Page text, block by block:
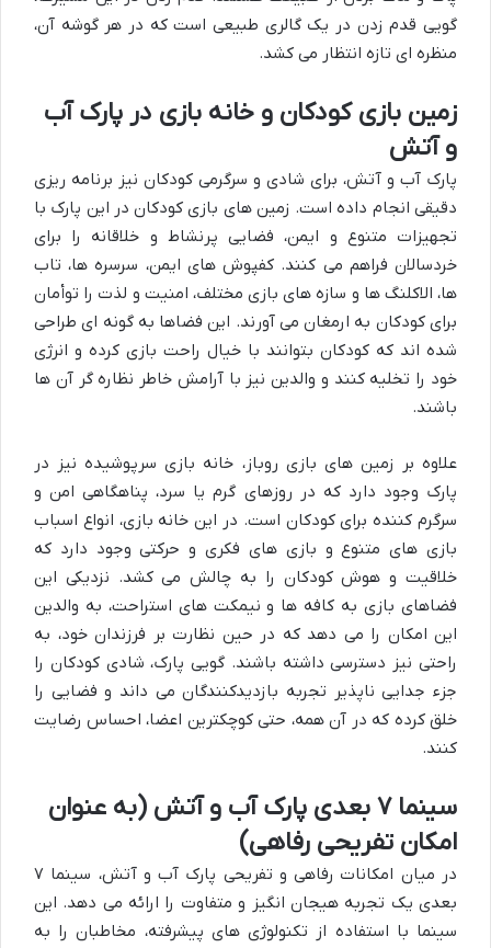
گویی قدم زدن در یک گالری طبیعی است که در هر گوشه آن،
منظره ای تازه انتظار می کشد.
زمین بازی کودکان و خانه بازی در پارک آب
و آتش
پارک آب و آتش، برای شادی و سرگرمی کودکان نیز برنامه ریزی
دقیقی انجام داده است. زمین های بازی کودکان در این پارک با
تجهیزات متنوع و ایمن، فضایی پرنشاط و خلاقانه را برای
خردسالان فراهم می کنند. کفپوش های ایمن، سرسره ها، تاب
ها، الاکلنگ ها و سازه های بازی مختلف، امنیت و لذت را توأمان
برای کودکان به ارمغان می آورند. این فضاها به گونه ای طراحی
شده اند که کودکان بتوانند با خیال راحت بازی کرده و انرژی
خود را تخلیه کنند و والدین نیز با آرامش خاطر نظاره گر آن ها
باشند.
علاوه بر زمین های بازی روباز، خانه بازی سرپوشیده نیز در
پارک وجود دارد که در روزهای گرم یا سرد، پناهگاهی امن و
سرگرم کننده برای کودکان است. در این خانه بازی، انواع اسباب
بازی های متنوع و بازی های فکری و حرکتی وجود دارد که
خلاقیت و هوش کودکان را به چالش می کشد. نزدیکی این
فضاهای بازی به کافه ها و نیمکت های استراحت، به والدین
این امکان را می دهد که در حین نظارت بر فرزندان خود، به
راحتی نیز دسترسی داشته باشند. گویی پارک، شادی کودکان را
جزء جدایی ناپذیر تجربه بازدیدکنندگان می داند و فضایی را
خلق کرده که در آن همه، حتی کوچکترین اعضا، احساس رضایت
کنند.
سینما ۷ بعدی پارک آب و آتش (به عنوان
امکان تفریحی رفاهی)
در میان امکانات رفاهی و تفریحی پارک آب و آتش، سینما ۷
بعدی یک تجربه هیجان انگیز و متفاوت را ارائه می دهد. این
سینما با استفاده از تکنولوژی های پیشرفته، مخاطبان را به